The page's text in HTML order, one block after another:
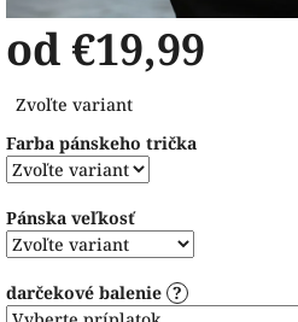
od €19,99
cena:
Zvoľte variant
Farba pánskeho trička
Pánska veľkosť
darčekové balenie ?